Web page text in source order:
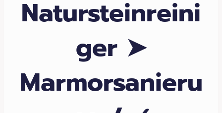
Natursteinreini
ger ➤
Marmorsanieru